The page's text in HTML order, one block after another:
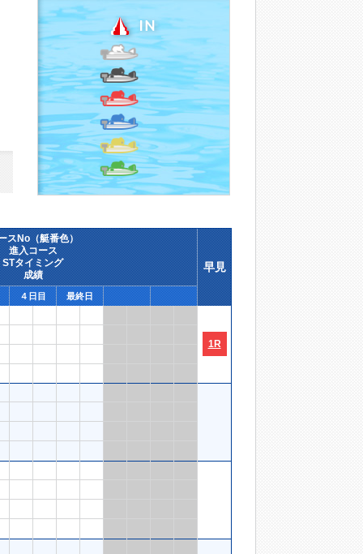
スNo（艇番色）
進入コース
STタイミング
成績
早見
４日目 最終日
1R